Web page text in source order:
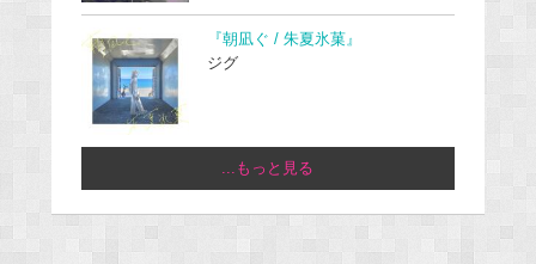
『朝凪ぐ / 朱夏氷菓』
ジグ
...もっと見る